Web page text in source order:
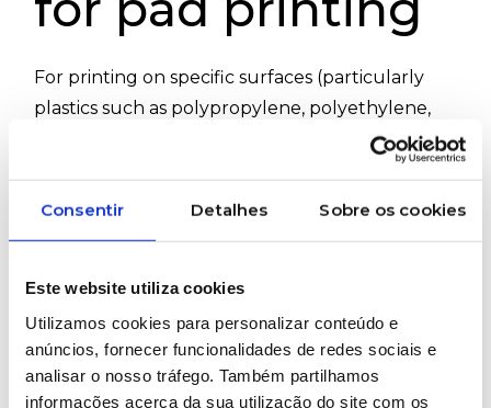
Consentir Detalhes Sobre os cookies
Este website utiliza cookies
Utilizamos cookies para personalizar conteúdo e
anúncios, fornecer funcionalidades de redes sociais e
analisar o nosso tráfego. Também partilhamos
informações acerca da sua utilização do site com os
For printing on specific surfaces (particularly
plastics such as polypropylene, polyethylene,
#Comec #PadPrinting
ABOUT THIS PRODUCT?
Brands represented